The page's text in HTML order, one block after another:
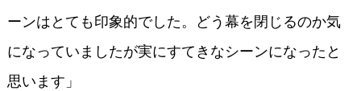
ーンはとても印象的でした。どう幕を閉じるのか気
になっていましたが実にすてきなシーンになったと
思います」